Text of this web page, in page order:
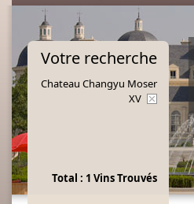
Votre recherche
Chateau Changyu Moser
XV
Total : 1 Vins Trouvés